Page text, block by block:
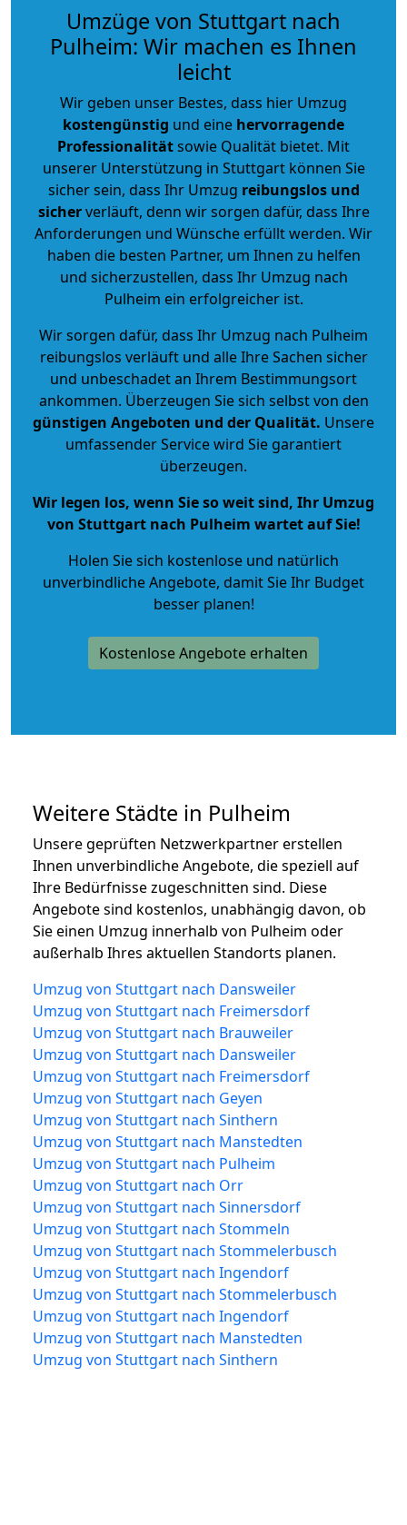
Umzüge von Stuttgart nach
Pulheim: Wir machen es Ihnen
leicht
Wir geben unser Bestes, dass hier Umzug
kostengünstig und eine hervorragende
Professionalitätsowie Qualität bietet. Mit
unserer Unterstützung in Stuttgart können Sie
sicher sein, dass Ihr Umzug reibungslos und
sicherverläuft, denn wir sorgen dafür, dass Ihre
Anforderungen und Wünsche erfüllt werden. Wir
haben die besten Partner, um Ihnen zu helfen
und sicherzustellen, dass Ihr Umzug nach
Pulheim ein erfolgreicher ist.
Wir sorgen dafür, dass Ihr Umzug nach Pulheim
reibungslos verläuft und alle Ihre Sachen sicher
und unbeschadet an Ihrem Bestimmungsort
ankommen. Überzeugen Sie sich selbst von den
günstigen Angeboten und der Qualität. Unsere
umfassender Service wird Sie garantiert
überzeugen.
Wir legen los, wenn Sie so weit sind, Ihr Umzug
von Stuttgart nach Pulheim wartet auf Sie!
Holen Sie sich kostenlose und natürlich
unverbindliche Angebote, damit Sie Ihr Budget
besser planen!
Kostenlose Angebote erhalten
Weitere Städte in Pulheim
Unsere geprüften Netzwerkpartner erstellen
Ihnen unverbindliche Angebote, die speziell auf
Ihre Bedürfnisse zugeschnitten sind. Diese
Angebote sind kostenlos, unabhängig davon, ob
Sie einen Umzug innerhalb von Pulheim oder
außerhalb Ihres aktuellen Standorts planen.
Umzug von Stuttgart nach Dansweiler
Umzug von Stuttgart nach Freimersdorf
Umzug von Stuttgart nach Brauweiler
Umzug von Stuttgart nach Dansweiler
Umzug von Stuttgart nach Freimersdorf
Umzug von Stuttgart nach Geyen
Umzug von Stuttgart nach Sinthern
Umzug von Stuttgart nach Manstedten
Umzug von Stuttgart nach Pulheim
Umzug von Stuttgart nach Orr
Umzug von Stuttgart nach Sinnersdorf
Umzug von Stuttgart nach Stommeln
Umzug von Stuttgart nach Stommelerbusch
Umzug von Stuttgart nach Ingendorf
Umzug von Stuttgart nach Stommelerbusch
Umzug von Stuttgart nach Ingendorf
Umzug von Stuttgart nach Manstedten
Umzug von Stuttgart nach Sinthern